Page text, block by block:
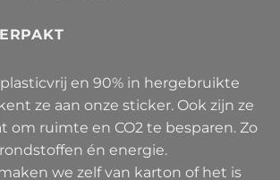
en 90% in hergebruikte
ze aan onze sticker. Ook zijn ze
om ruimte en CO2 te besparen. Zo
én energie.
we zelf van karton of het is